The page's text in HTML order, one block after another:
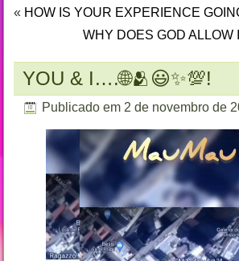
« HOW IS YOUR EXPERIENCE
WHY DOES GOD ALLOW
YOU & I….🌐🫂😃✨💯!
Publicado em 2 de novembro de